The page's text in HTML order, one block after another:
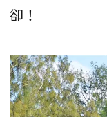
卻！